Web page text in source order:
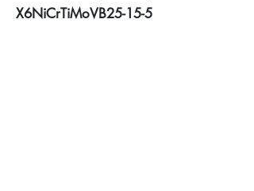
X6NiCrTiMoVB25-15-5